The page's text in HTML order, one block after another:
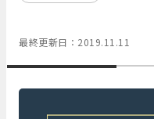
最終更新日： 2019.11.11